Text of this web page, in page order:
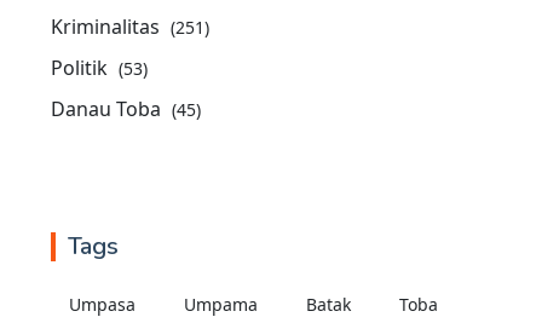
Kriminalitas (251)
Politik (53)
Danau Toba (45)
Tags
Umpasa Umpama Batak Toba